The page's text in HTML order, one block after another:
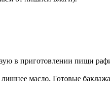
в приготовлении пищи
масло. Готовые